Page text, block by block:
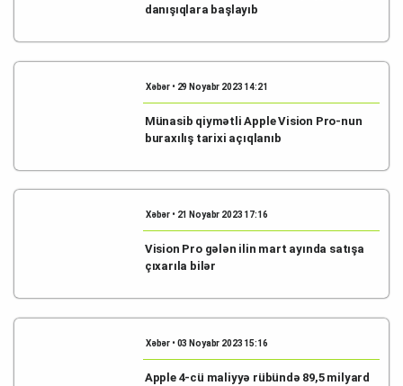
danışıqlara başlayıb
Xəbər • 29 Noyabr 2023 14:21
Münasib qiymətli Apple Vision Pro-nun
buraxılış tarixi açıqlanıb
Xəbər • 21 Noyabr 2023 17:16
Vision Pro gələn ilin mart ayında satışa
çıxarıla bilər
Xəbər • 03 Noyabr 2023 15:16
Apple 4-cü maliyyə rübündə 89,5 milyard